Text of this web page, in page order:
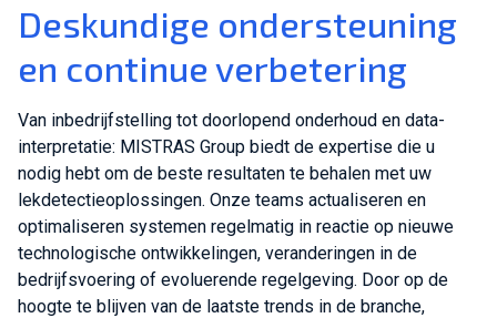
Deskundige ondersteuning
en continue verbetering
Van inbedrijfstelling tot doorlopend onderhoud en data-
interpretatie: MISTRAS Group biedt de expertise die u
nodig hebt om de beste resultaten te behalen met uw
lekdetectieoplossingen. Onze teams actualiseren en
optimaliseren systemen regelmatig in reactie op nieuwe
technologische ontwikkelingen, veranderingen in de
bedrijfsvoering of evoluerende regelgeving. Door op de
hoogte te blijven van de laatste trends in de branche,